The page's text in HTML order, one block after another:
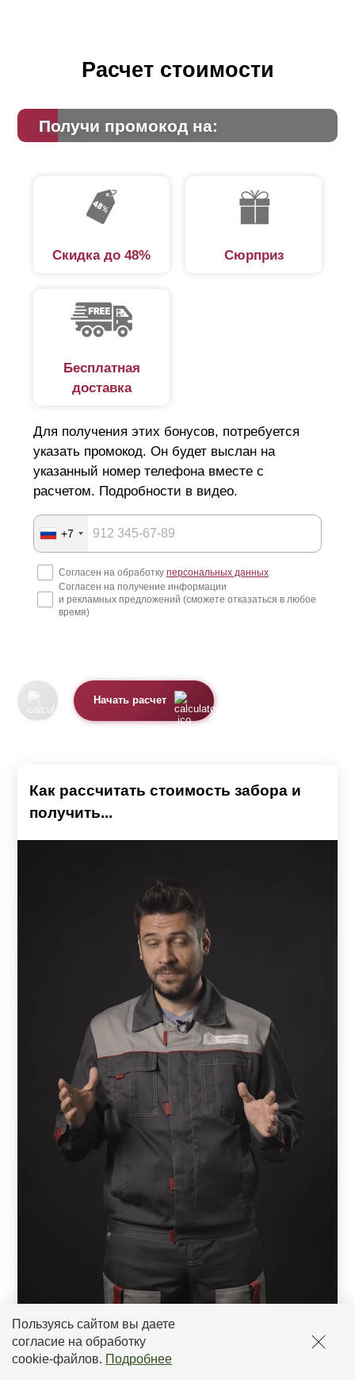
Пользуясь сайтом вы даете
согласие на обработку
cookie-файлов. Подробнее
Расчет стоимости
Получи промокод на:
Скидка до 48% Сюрприз
Бесплатная
доставка
Для получения этих бонусов, потребуется
указать промокод. Он будет выслан на
указанный номер телефона вместе с
расчетом. Подробности в видео.
+7
Согласен на обработку персональных данных
Согласен на получение информации
и рекламных предложений (сможете отказаться в любое
время)
Начать расчет
Как рассчитать стоимость забора и
получить...